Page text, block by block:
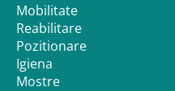
Mobilitate
Reabilitare
Pozitionare
Igiena
Mostre